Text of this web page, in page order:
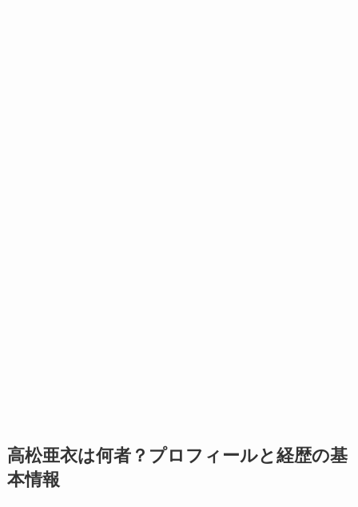
高松亜衣は何者？プロフィールと経歴の基
本情報